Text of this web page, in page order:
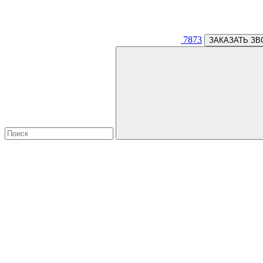
7873 ЗАКАЗАТЬ